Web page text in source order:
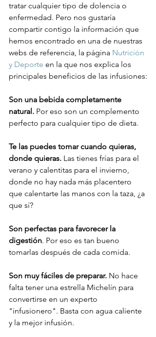
tratar cualquier tipo de dolencia o
enfermedad. Pero nos gustaría
compartir contigo la información que
hemos encontrado en una de nuestras
webs de referencia, la página Nutrición
y Deporte en la que nos explica los
principales beneficios de las infusiones:
Son una bebida completamente
natural. Por eso son un complemento
perfecto para cualquier tipo de dieta.
Te las puedes tomar cuando quieras,
donde quieras. Las tienes frías para el
verano y calentitas para el invierno,
donde no hay nada más placentero
que calentarte las manos con la taza, ¿a
que sí?
Son perfectas para favorecer la
digestión. Por eso es tan bueno
tomarlas después de cada comida.
Son muy fáciles de preparar. No hace
falta tener una estrella Michelín para
convertirse en un experto
"infusionero". Basta con agua caliente
y la mejor infusión.